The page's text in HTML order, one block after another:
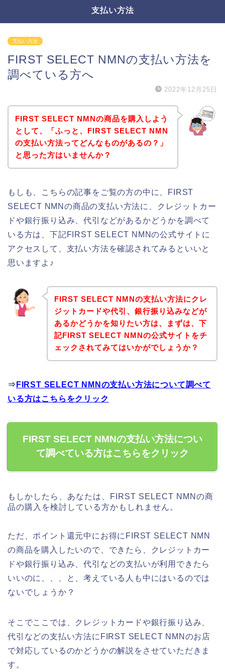
支払い方法
支払い方法
FIRST SELECT NMNの支払い方法を
調べている方へ
2022年12月25日
FIRST SELECT NMNの商品を購入しよう
として、「ふっと、FIRST SELECT NMN
の支払い方法ってどんなものがあるの？」
と思った方はいませんか？
もしも、こちらの記事をご覧の方の中に、FIRST
SELECT NMNの商品の支払い方法に、クレジットカー
ドや銀行振り込み、代引などがあるかどうかを調べて
いる方は、下記FIRST SELECT NMNの公式サイトに
アクセスして、支払い方法を確認されてみるといいと
思いますよ♪
FIRST SELECT NMNの支払い方法にクレ
ジットカードや代引、銀行振り込みなどが
あるかどうかを知りたい方は、まずは、下
記FIRST SELECT NMNの公式サイトをチ
ェックされてみてはいかがでしょうか？
⇒ FIRST SELECT NMNの支払い方法について調べて
いる方はこちらをクリック
FIRST SELECT NMNの支払い方法につい
て調べている方はこちらをクリック
もしかしたら、あなたは、FIRST SELECT NMNの商
品の購入を検討している方かもしれません。
ただ、ポイント還元中にお得にFIRST SELECT NMN
の商品を購入したいので、できたら、クレジットカー
ドや銀行振り込み、代引などの支払いが利用できたら
いいのに、、、と、考えている人も中にはいるのでは
ないでしょうか？
そこでここでは、クレジットカードや銀行振り込み、
代引などの支払い方法にFIRST SELECT NMNのお店
で対応しているのかどうかの解説をさせていただきま
す。